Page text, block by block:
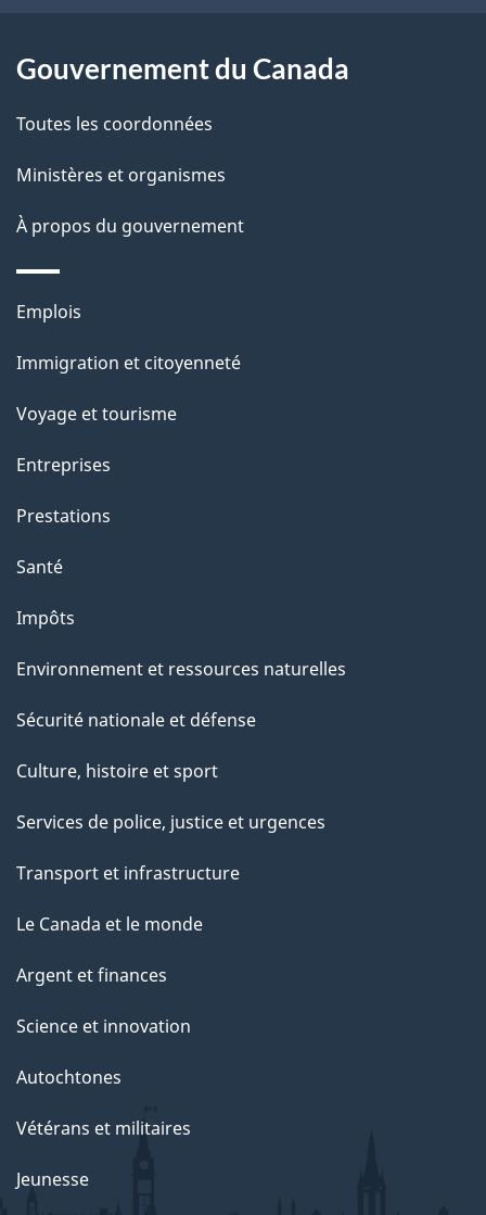
a
g
e
a
t
i
n
s
r
c
t
t
p
a
e
Gouvernement du Canada
Toutes les coordonnées
Ministères et organismes
À propos du gouvernement
Thèmes
sujets
Emplois
Immigration et citoyenneté
Voyage et tourisme
Entreprises
Prestations
Santé
Impôts
Environnement et ressources naturelles
Sécurité nationale et défense
Culture, histoire et sport
Services de police, justice et urgences
Transport et infrastructure
Le Canada et le monde
Argent et finances
Science et innovation
Autochtones
Vétérans et militaires
Jeunesse